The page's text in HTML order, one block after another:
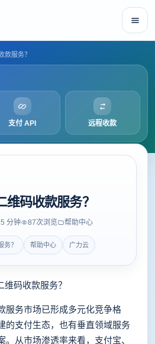
款服务？
支付 API 远程收款
码收款服务？
分钟 87次浏览 帮助中心
务？ 帮助中心 广力云
码收款服务？
务市场已形成多元化竞争格
的支付生态，也有垂直领域服务
。从市场渗透率来看，支付宝、